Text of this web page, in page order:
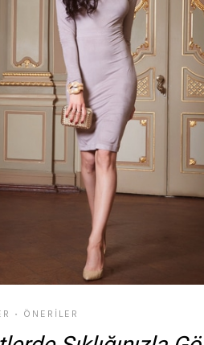
• ÖNERILER